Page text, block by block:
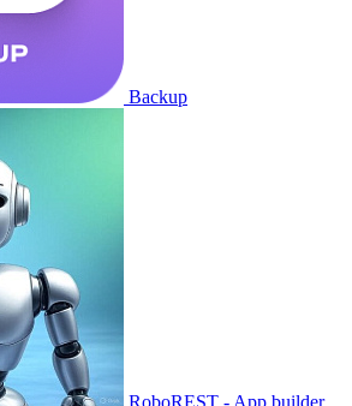
Backup
RoboREST - App builder